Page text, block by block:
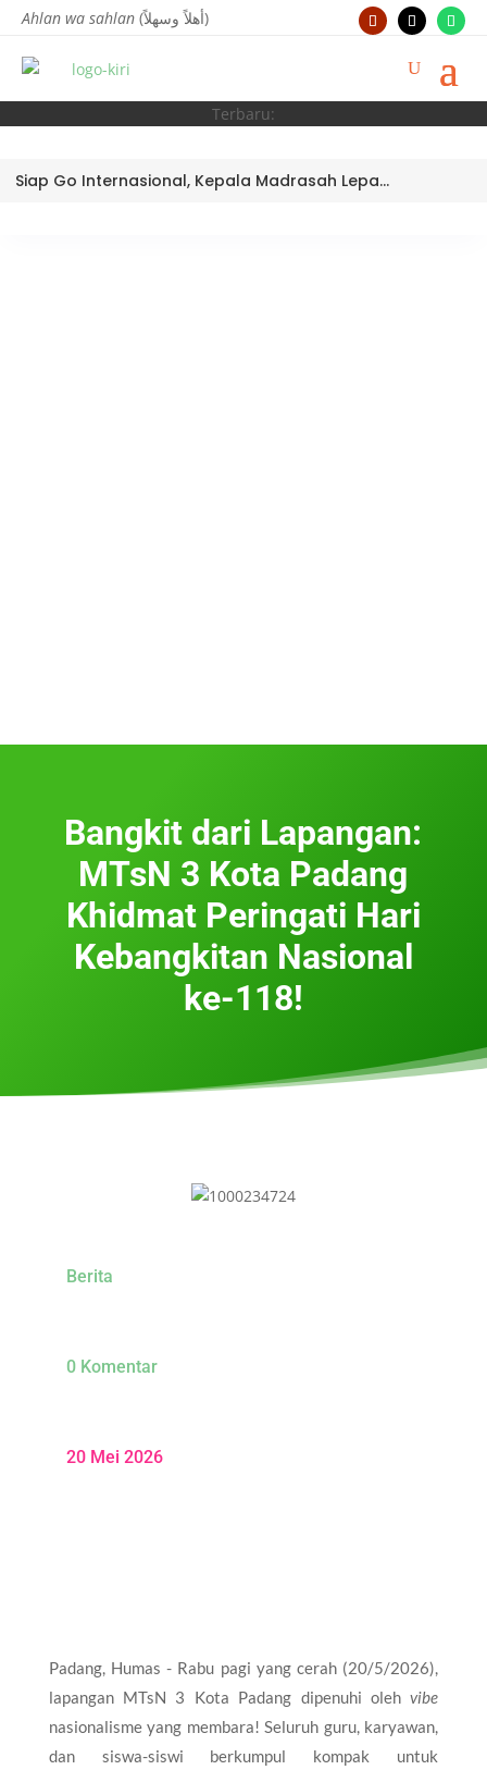
Ahlan wa sahlan (أهلاً وسهلاً)
Terbaru:
Siap Go Internasional, Kepala Madrasah Lepas Tim Robotik MTsN 3 Kota Padang Ikuti World Robotic Center Competition 2026 di Malaysia
Bangkit dari Lapangan:
MTsN 3 Kota Padang
Khidmat Peringati Hari
Kebangkitan Nasional
ke-118!
Berita
0 Komentar
20 Mei 2026
Padang, Humas - Rabu pagi yang cerah (20/5/2026),
lapangan MTsN 3 Kota Padang dipenuhi olehvibe
nasionalisme yang membara! Seluruh guru, karyawan,
dan siswa-siswi berkumpul kompak untuk